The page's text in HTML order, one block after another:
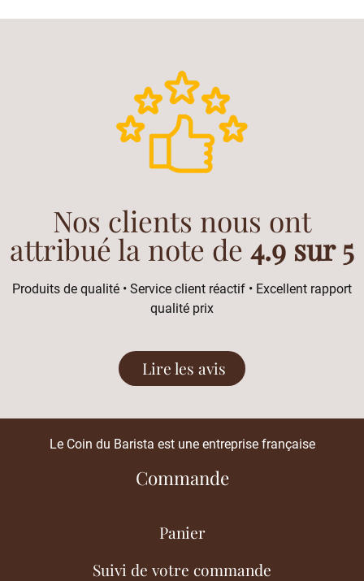
Nos clients nous ont
attribué la note de 4.9 sur 5
Produits de qualité • Service client réactif • Excellent rapport
qualité prix
Lire les avis
Le Coin du Barista est une entreprise française
Commande
Panier
Suivi de votre commande